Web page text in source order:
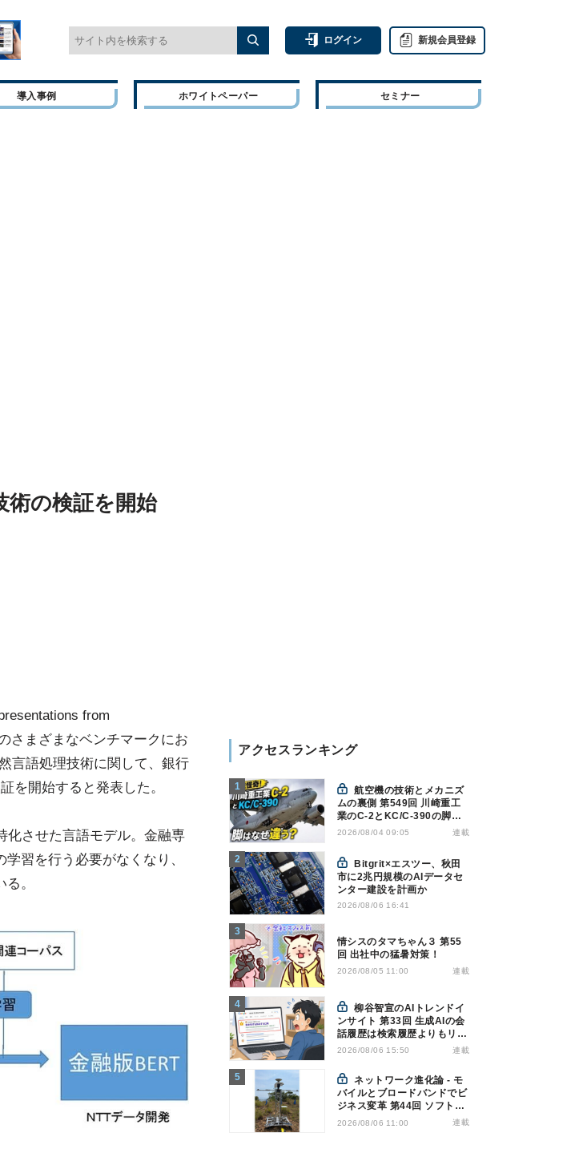
ログイン 新規会員登録
導入事例 ホワイトペーパー セミナー
術の検証を開始
from
さまざまなベンチマークにお
言語処理技術に関して、銀行
を開始すると発表した。
化させた言語モデル。金融専
習を行う必要がなくなり、
。
アクセスランキング
航空機の技術とメカニズ
ムの裏側 第549回 川崎重工
業のC-2とKC/C-390の脚は
なぜ違う? - 降着装置は複雑
2026/08/04 09:05 連載
市に2兆円規模のAIデータセ
ンター建設を計画か
2026/08/06 16:41
情シスのタマちゃん３ 第55
回 出社中の猛暑対策！
2026/08/05 11:00 連載
柳谷智宣のAIトレンドイ
ンサイト 第33回 生成AIの会
話履歴は検索履歴よりもリス
キー？今のうちに情報漏洩対
2026/08/06 15:50 連載
ネットワーク進化論 - モ
バイルとブロードバンドでビ
ジネス変革 第44回 ソフトバ
ンクが「HAPS」のプレ商用
2026/08/06 11:00 連載